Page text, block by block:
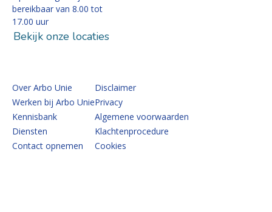
bereikbaar van 8.00 tot
17.00 uur
Bekijk onze locaties
Over Arbo Unie
Werken bij Arbo Unie
Kennisbank
Diensten
Contact opnemen
Disclaimer
Privacy
Algemene voorwaarden
Klachtenprocedure
Cookies